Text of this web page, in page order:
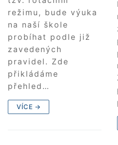
režimu, bude výuka
na naší škole
probíhat podle již
zavedených
pravidel. Zde
přikládáme
přehled…
VÍCE →